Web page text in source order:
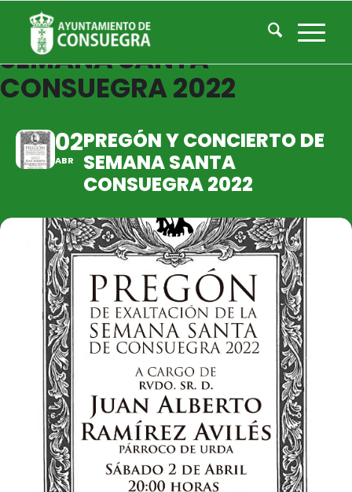
PREGÓN Y CONCIERTO DE
SEMANA SANTA
CONSUEGRA 2022
02
ABR
PREGÓN Y CONCIERTO DE
SEMANA SANTA
CONSUEGRA 2022